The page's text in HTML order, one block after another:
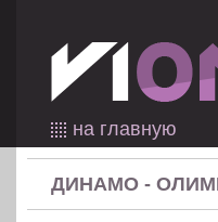
на главную
ДИНАМО -